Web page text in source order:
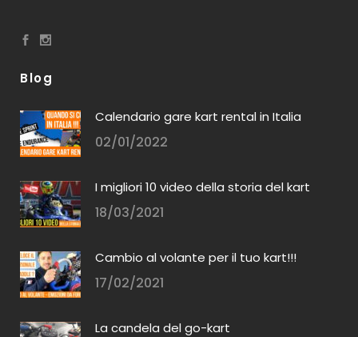
Blog
Calendario gare kart rental in Italia
02/01/2022
I migliori 10 video della storia del kart
18/03/2021
Cambio al volante per il tuo kart!!!
17/02/2021
La candela del go-kart